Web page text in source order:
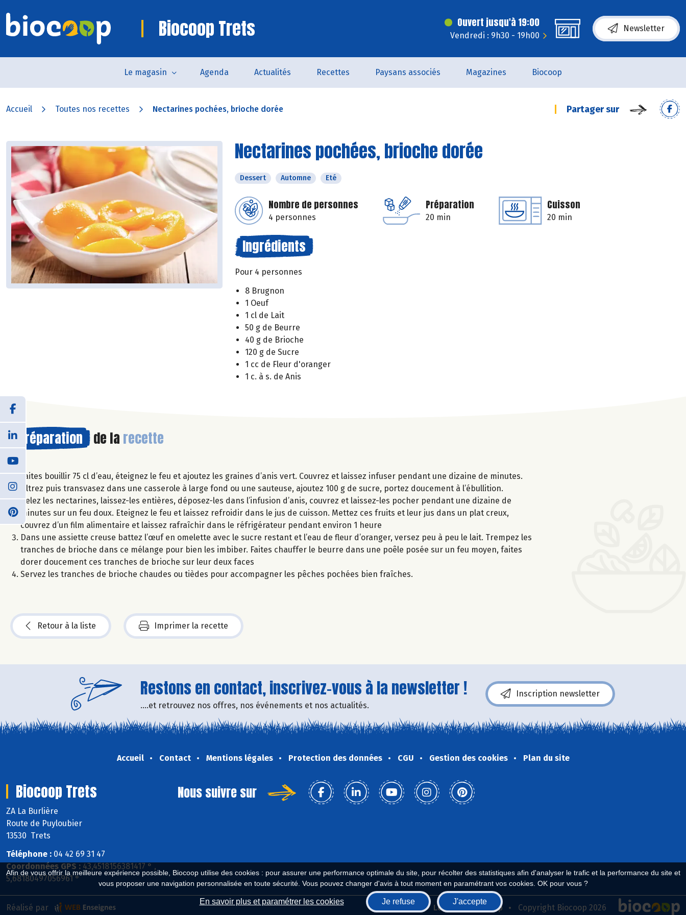
Afin de vous offrir la meilleure expérience possible, Biocoop utilise des cookies : pour assurer une performance optimale du site, pour récolter des statistiques afin d'analyser le trafic et la performance du site et
vous proposer une navigation personnalisée en toute sécurité. Vous pouvez changer d'avis à tout moment en paramétrant vos cookies. OK pour vous ?
En savoir plus et paramétrer les cookies Je refuse J'accepte
Biocoop Trets Ouvert jusqu'à 19:00
Vendredi : 9h30 - 19h00
Newsletter
Le magasin Agenda Actualités Recettes Paysans associés Magazines Biocoop
Accueil Toutes nos recettes Nectarines pochées, brioche dorée Partager sur
Nectarines pochées, brioche dorée
Dessert Automne Eté
Nombre de personnes
4 personnes
Préparation
20 min
Cuisson
20 min
Ingrédients
Pour 4 personnes
8 Brugnon
1 Oeuf
1 cl de Lait
50 g de Beurre
40 g de Brioche
120 g de Sucre
1 cc de Fleur d'oranger
1 c. à s. de Anis
Préparation de la recette
Faites bouillir 75 cl d’eau, éteignez le feu et ajoutez les graines d’anis vert. Couvrez et laissez infuser pendant une dizaine de minutes.
Filtrez puis transvasez dans une casserole à large fond ou une sauteuse, ajoutez 100 g de sucre, portez doucement à l’ébullition.
Pelez les nectarines, laissez-les entières, déposez-les dans l’infusion d’anis, couvrez et laissez-les pocher pendant une dizaine de
minutes sur un feu doux. Eteignez le feu et laissez refroidir dans le jus de cuisson. Mettez ces fruits et leur jus dans un plat creux,
couvrez d’un film alimentaire et laissez rafraîchir dans le réfrigérateur pendant environ 1 heure
Dans une assiette creuse battez l’œuf en omelette avec le sucre restant et l’eau de fleur d’oranger, versez peu à peu le lait. Trempez les
tranches de brioche dans ce mélange pour bien les imbiber. Faites chauffer le beurre dans une poêle posée sur un feu moyen, faites
dorer doucement ces tranches de brioche sur leur deux faces
Servez les tranches de brioche chaudes ou tièdes pour accompagner les pêches pochées bien fraîches.
Retour à la liste Imprimer la recette
Restons en contact, inscrivez-vous à la newsletter !
....et retrouvez nos offres, nos événements et nos actualités.
Inscription newsletter
Accueil Contact Mentions légales Protection des données CGU Gestion des cookies Plan du site
Biocoop Trets
ZA La Burlière
Route de Puyloubier
13530 Trets
Téléphone : 04 42 69 31 47
Coordonnées GPS : 43,4518156381417 ° ,
5,68180497056961 °
Nous suivre sur
Biocoop.fr Le réseau Biocoop Copyright Biocoop 2026
Réalisé par